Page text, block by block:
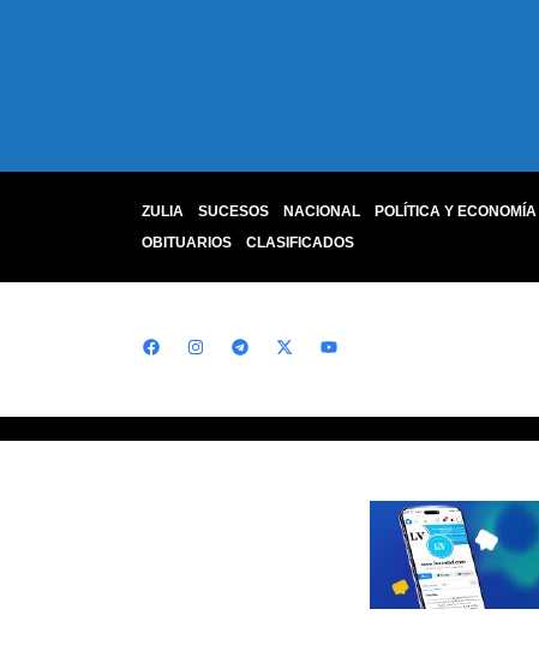
ZULIA SUCESOS NACIONAL POLÍTICA Y ECONOMÍA
OBITUARIOS
CLASIFICADOS